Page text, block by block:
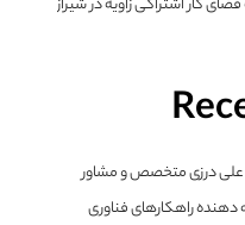
کار اشتراکی زاویه در شیراز
علی درزی متخصص و مشاور
دهنده راهکارهای فناوری